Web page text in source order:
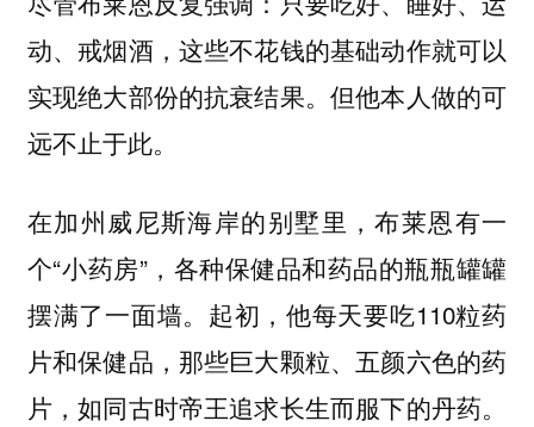
动、戒烟酒，这些不花钱的基础动作就可以
实现绝大部份的抗衰结果。但他本人做的可
远不止于此。
在加州威尼斯海岸的别墅里，布莱恩有一
个“小药房”，各种保健品和药品的瓶瓶罐罐
摆满了一面墙。起初，他每天要吃110粒药
片和保健品，那些巨大颗粒、五颜六色的药
片，如同古时帝王追求长生而服下的丹药。